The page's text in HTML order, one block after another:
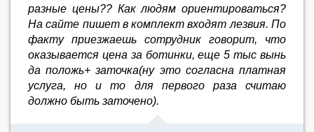
разные цены?? Как людям ориентироваться?
На сайте пишет в комплект входят лезвия. По
факту приезжаешь сотрудник говорит, что
оказывается цена за ботинки, еще 5 тыс вынь
да положь+ заточка(ну это согласна платная
услуга, но и то для первого раза считаю
должно быть заточено).